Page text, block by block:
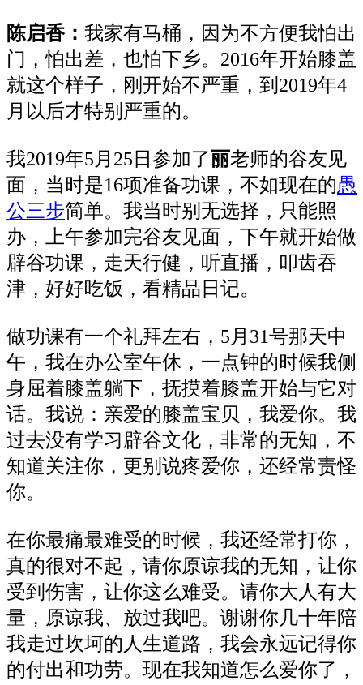
陈启香： 我家有马桶，因为不方便我怕出
门，怕出差，也怕下乡。2016年开始膝盖
就这个样子，刚开始不严重，到2019年4
月以后才特别严重的。
我2019年5月25日参加了丽老师的谷友见
面，当时是16项准备功课，不如现在的愚
公三步简单。我当时别无选择，只能照
办，上午参加完谷友见面，下午就开始做
辟谷功课，走天行健，听直播，叩齿吞
津，好好吃饭，看精品日记。
做功课有一个礼拜左右，5月31号那天中
午，我在办公室午休，一点钟的时候我侧
身屈着膝盖躺下，抚摸着膝盖开始与它对
话。我说：亲爱的膝盖宝贝，我爱你。我
过去没有学习辟谷文化，非常的无知，不
知道关注你，更别说疼爱你，还经常责怪
你。
在你最痛最难受的时候，我还经常打你，
真的很对不起，请你原谅我的无知，让你
受到伤害，让你这么难受。请你大人有大
量，原谅我、放过我吧。谢谢你几十年陪
我走过坎坷的人生道路，我会永远记得你
的付出和功劳。现在我知道怎么爱你了，